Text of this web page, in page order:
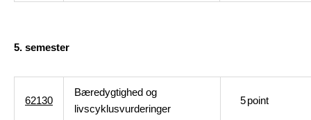
5. semester
62130
Bæredygtighed og
livscyklusvurderinger
5point